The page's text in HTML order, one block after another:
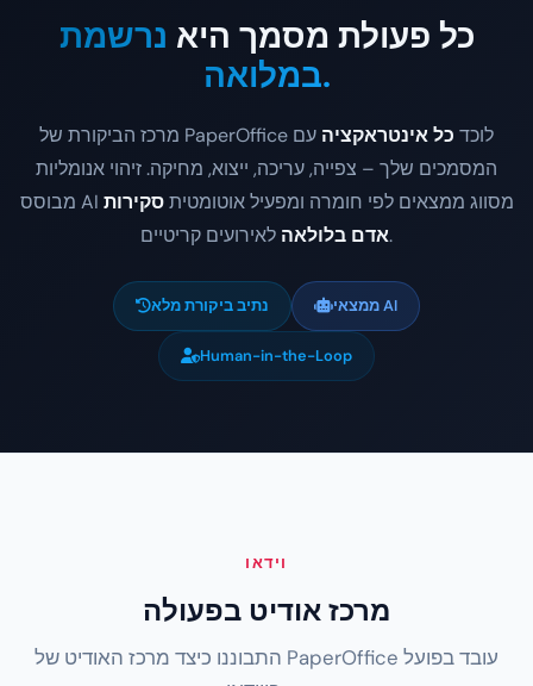
כל פעולת מסמך היא נרשמת
במלואה.
מרכז הביקורת של PaperOffice לוכד כל אינטראקציה עם
המסמכים שלך – צפייה, עריכה, ייצוא, מחיקה. זיהוי אנומליות
מבוסס AI מסווג ממצאים לפי חומרה ומפעיל אוטומטיתסקירות
אדם בלולאהלאירועים קריטיים.
נתיב ביקורת מלא ממצאי AI
Human-in-the-Loop
וידאו
מרכז אודיט בפעולה
התבוננו כיצד מרכז האודיט של PaperOffice עובד בפועל